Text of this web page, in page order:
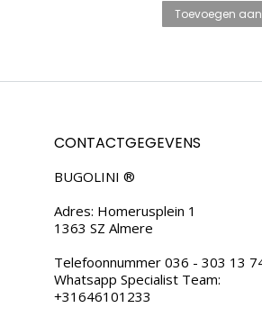
Toevoegen
CONTACTGEGEVENS
BUGOLINI ®
Adres: Homerusplein 1
1363 SZ Almere
Telefoonnummer 036 - 303 13
Whatsapp Specialist Team:
+31646101233